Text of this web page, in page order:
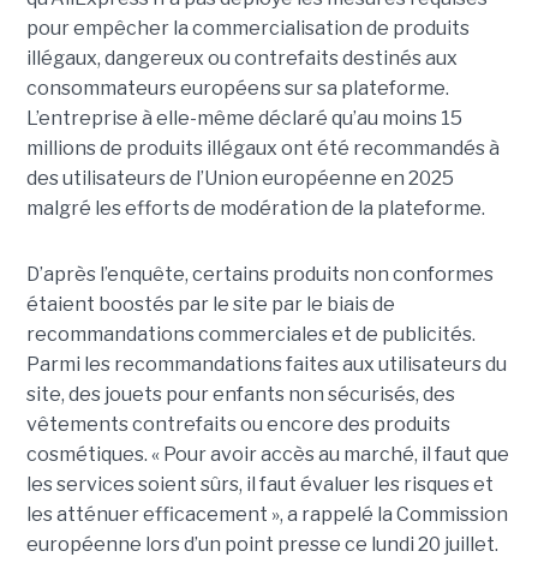
pour empêcher la commercialisation de produits
illégaux, dangereux ou contrefaits destinés aux
consommateurs européens sur sa plateforme.
L’entreprise à elle-même déclaré qu’au moins 15
millions de produits illégaux ont été recommandés à
des utilisateurs de l’Union européenne en 2025
malgré les efforts de modération de la plateforme.
D’après l’enquête, certains produits non conformes
étaient boostés par le site par le biais de
recommandations commerciales et de publicités.
Parmi les recommandations faites aux utilisateurs du
site, des jouets pour enfants non sécurisés, des
vêtements contrefaits ou encore des produits
cosmétiques. « Pour avoir accès au marché, il faut que
les services soient sûrs, il faut évaluer les risques et
les atténuer efficacement », a rappelé la Commission
européenne lors d’un point presse ce lundi 20 juillet.